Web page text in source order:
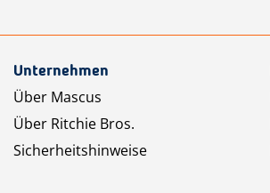
Unternehmen
Über Mascus
Über Ritchie Bros.
Sicherheitshinweise